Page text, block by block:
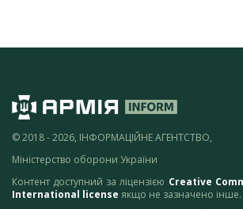
© 2018 - 2026, ІНФОРМАЦІЙНЕ АГЕНТСТВО,
Міністерство оборони України
Контент доступний за ліцензією Creative
International license якщо не зазначено інше.